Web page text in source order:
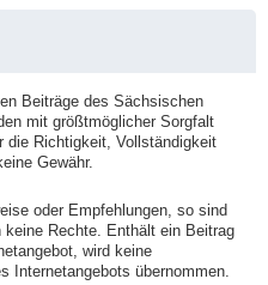
Beiträge des Sächsischen
mit größtmöglicher Sorgfalt
die Richtigkeit, Vollständigkeit
Gewähr.
oder Empfehlungen, so sind
keine Rechte. Enthält ein Beitrag
wird keine
Internetangebots übernommen.